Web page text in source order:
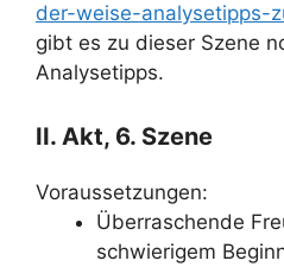
der-weise-analysetipps-
gibt es zu dieser Szene
Analysetipps.
II. Akt, 6. Szene
Voraussetzungen:
Überraschende
schwierigem